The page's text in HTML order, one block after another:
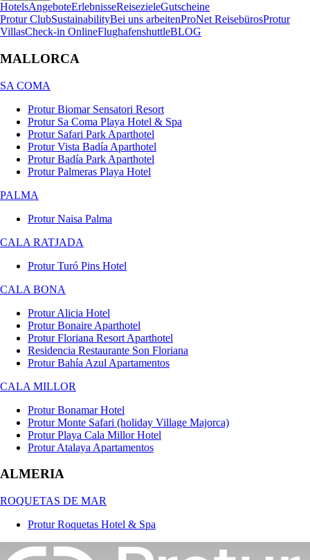
HotelsAngeboteErlebnisseReisezieleGutscheine
Protur ClubSustainabilityBei uns arbeitenProNet ReisebürosProtur
VillasCheck-in OnlineFlughafenshuttleBLOG
MALLORCA
SA COMA
Protur Biomar Sensatori Resort
Protur Sa Coma Playa Hotel & Spa
Protur Safari Park Aparthotel
Protur Vista Badía Aparthotel
Protur Badía Park Aparthotel
Protur Palmeras Playa Hotel
PALMA
Protur Naisa Palma
CALA RATJADA
Protur Turó Pins Hotel
CALA BONA
Protur Alicia Hotel
Protur Bonaire Aparthotel
Protur Floriana Resort Aparthotel
Residencia Restaurante Son Floriana
Protur Bahía Azul Apartamentos
CALA MILLOR
Protur Bonamar Hotel
Protur Monte Safari (holiday Village Majorca)
Protur Playa Cala Millor Hotel
Protur Atalaya Apartamentos
ALMERIA
ROQUETAS DE MAR
Protur Roquetas Hotel & Spa